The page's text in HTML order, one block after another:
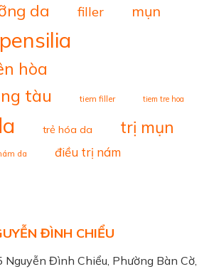
da filler mụn
pensilia
hòa
tàu tiem filler tiem tre hoa
trẻ hóa da trị mụn
da điều trị nám
ĐÌNH CHIỂU
Nguyễn Đình Chiểu, Phường Bàn Cờ,